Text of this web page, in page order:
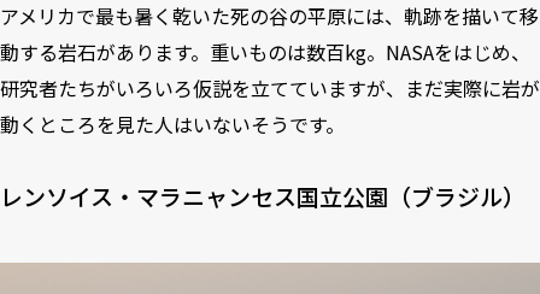
アメリカで最も暑く乾いた死の谷の平原には、軌跡を描いて移
動する岩石があります。重いものは数百kg。NASAをはじめ、
研究者たちがいろいろ仮説を立てていますが、まだ実際に岩が
動くところを見た人はいないそうです。
レンソイス・マラニャンセス国立公園（ブラジル）